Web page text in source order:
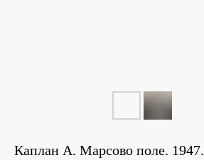
Каплан А. Марсово поле. 1947.